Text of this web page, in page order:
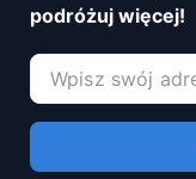
podróżuj więcej!